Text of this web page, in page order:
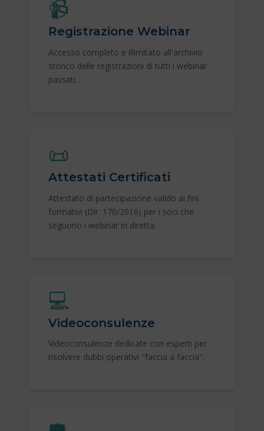
📹
Registrazione Webinar
Accesso completo e illimitato all'archivio
storico delle registrazioni di tutti i webinar
passati.
📜
Attestati Certificati
Attestato di partecipazione valido ai fini
formativi (Dir. 170/2016) per i soci che
seguono i webinar in diretta.
💻
Videoconsulenze
Videoconsulenze dedicate con esperti per
risolvere dubbi operativi "faccia a faccia".